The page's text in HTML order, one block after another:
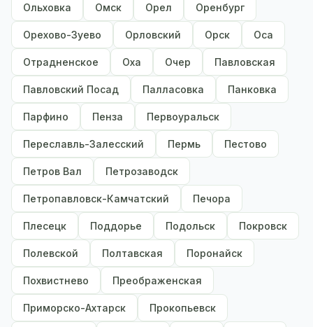
Ольховка Омск Орел Оренбург
Орехово-Зуево Орловский Орск Оса
Отрадненское Оха Очер Павловская
Павловский Посад Палласовка Панковка
Парфино Пенза Первоуральск
Переславль-Залесский Пермь Пестово
Петров Вал Петрозаводск
Петропавловск-Камчатский Печора
Плесецк Поддорье Подольск Покровск
Полевской Полтавская Поронайск
Похвистнево Преображенская
Приморско-Ахтарск Прокопьевск